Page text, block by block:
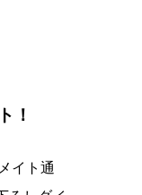
！
イト通